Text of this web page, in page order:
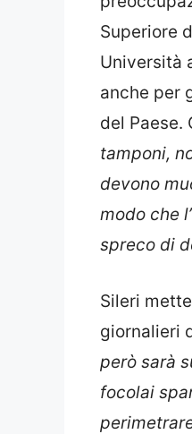
Superiore
Università
anche per
del Paese.
tamponi,
devono
modo che
spreco di
Sileri
giornalieri
però sarà
focolai